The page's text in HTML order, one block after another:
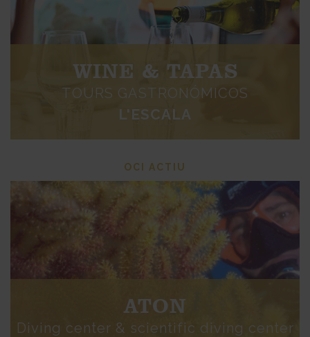
WINE & TAPAS
TOURS GASTRONÓMICOS
L'ESCALA
OCI ACTIU
ATON
Diving center & scientific diving center